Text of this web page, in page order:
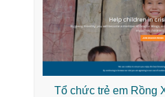
Tổ chức trẻ em Rồng